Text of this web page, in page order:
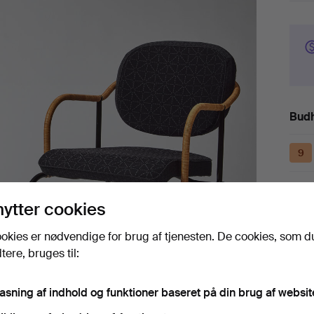
9
cookies
er nødvendige for brug af tjenesten. De cookies, som
bruges til:
af indhold og funktioner baseret på din brug af